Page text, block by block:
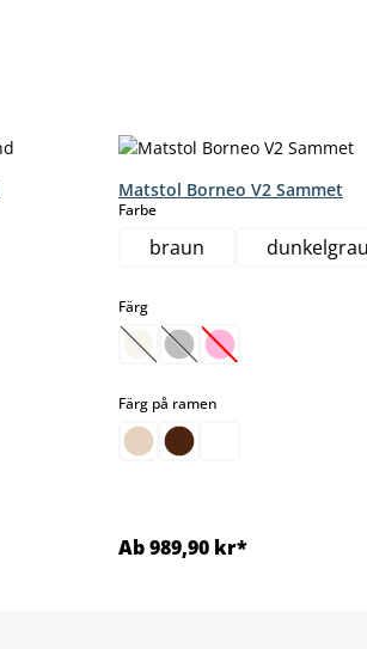
Matstol Borneo V2 Sammet
Farbeselect
braun dunkelgrau
Färgselect
(Det här alternativet är för
(Det här alternativet är
(Det här
Färg på ramen
Ab 989,90 kr*